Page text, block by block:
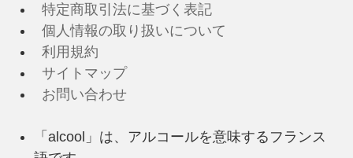
特定商取引法に基づく表記
個人情報の取り扱いについて
利用規約
サイトマップ
お問い合わせ
「alcool」は、アルコールを意味するフランス